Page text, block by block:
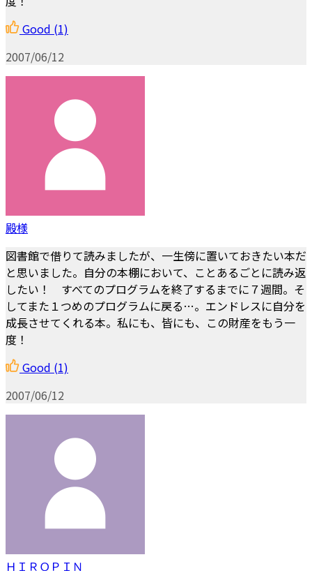
Good (1)
2007/06/12
殿様
図書館で借りて読みましたが、一生傍に置いておきたい本だ
と思いました。自分の本棚において、ことあるごとに読み返
したい！ すべてのプログラムを終了するまでに７週間。そ
してまた１つめのプログラムに戻る…。エンドレスに自分を
成長させてくれる本。私にも、皆にも、この財産をもう一
度！
Good (1)
2007/06/12
ＨＩＲＯＰＩＮ